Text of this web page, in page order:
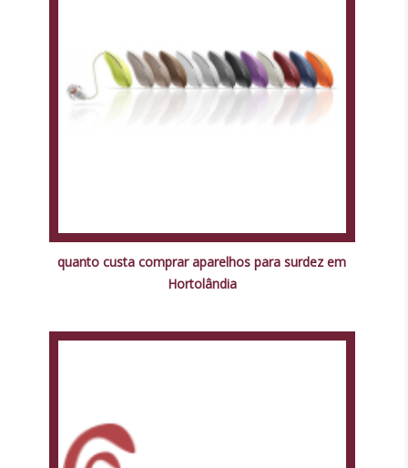
quanto custa comprar aparelhos para surdez em
Hortolândia